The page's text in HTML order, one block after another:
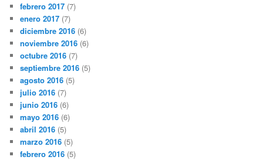
febrero 2017 (7)
enero 2017 (7)
diciembre 2016 (6)
noviembre 2016 (6)
octubre 2016 (7)
septiembre 2016 (5)
agosto 2016 (5)
julio 2016 (7)
junio 2016 (6)
mayo 2016 (6)
abril 2016 (5)
marzo 2016 (5)
febrero 2016 (5)